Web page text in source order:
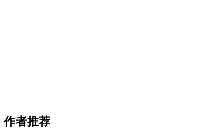
作者推荐